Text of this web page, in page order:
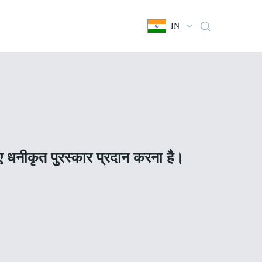
IN
पुरस्कार प्रदान करना है।